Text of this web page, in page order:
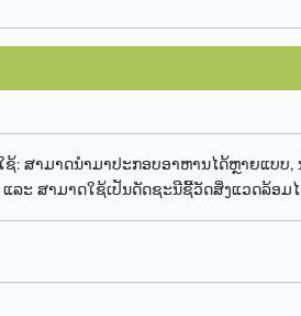
ຊ້: ສາມາດນຳມາປະກອບອາຫານໄດ້ຫຼາຍແບບ
ລະ ສາມາດໃຊ້ເປັນດັດຊະນີຊີ້ວັດສິ່ງແວດລ້ອມໄ